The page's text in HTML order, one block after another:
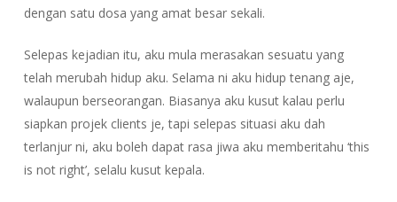
dengan satu dosa yang amat besar sekali.
Selepas kejadian itu, aku mula merasakan sesuatu yang
telah merubah hidup aku. Selama ni aku hidup tenang aje,
walaupun berseorangan. Biasanya aku kusut kalau perlu
siapkan projek clients je, tapi selepas situasi aku dah
terlanjur ni, aku boleh dapat rasa jiwa aku memberitahu ‘this
is not right’, selalu kusut kepala.